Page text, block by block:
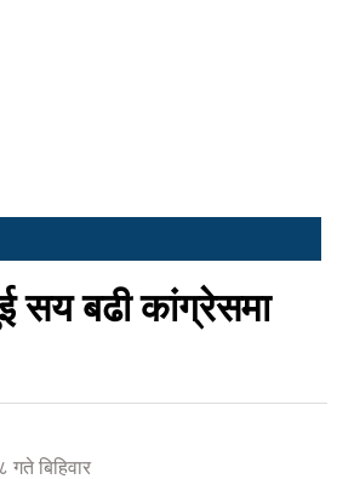
सय बढी कांग्रेसमा
गते बिहिवार